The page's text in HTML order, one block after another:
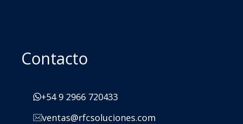
Contacto
+54 9 2966 720433
ventas@rfcsoluciones.com